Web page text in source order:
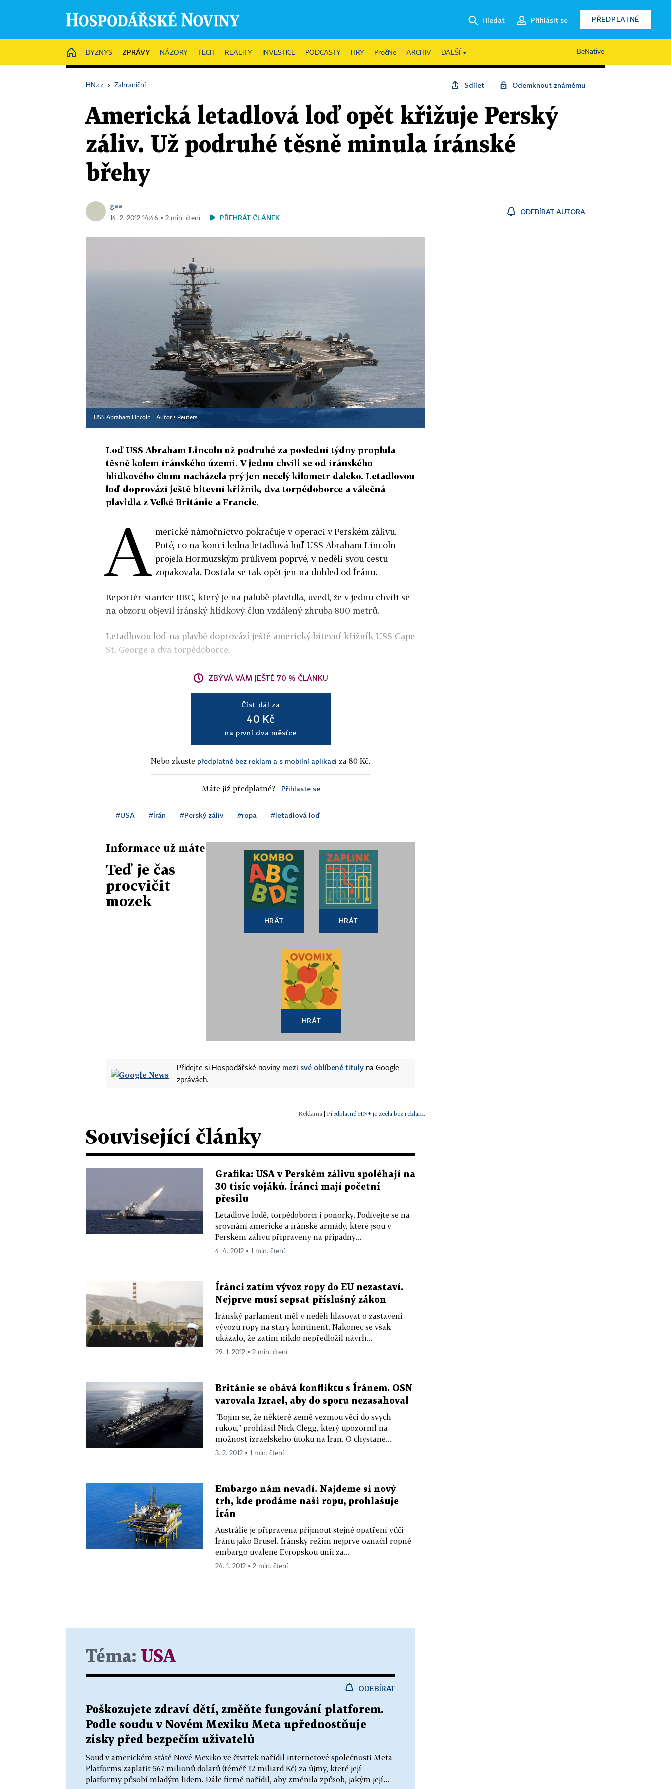
Hledat Přihlásit se PŘEDPLATNÉ
HOME
BYZNYS ZPRÁVY NÁZORY TECH REALITY INVESTICE PODCASTY HRY PročNe ARCHIV DALŠÍ BeNative
HN.cz › Zahraniční Sdílet Odemknout známému
Americká letadlová loď opět křižuje Perský
záliv. Už podruhé těsně minula íránské
břehy
gaa
14. 2. 2012 14:46 ▪ 2 min. čtení PŘEHRÁT ČLÁNEK
ODEBÍRAT AUTORA
USS Abraham Lincoln Autor ▪ Reuters
Loď USS Abraham Lincoln už podruhé za poslední týdny proplula
těsně kolem íránského území. V jednu chvíli se od íránského
hlídkového člunu nacházela prý jen necelý kilometr daleko. Letadlovou
loď doprovází ještě bitevní křižník, dva torpédoborce a válečná
plavidla z Velké Británie a Francie.
A merické námořnictvo pokračuje v operaci v Perském zálivu.
Poté, co na konci ledna letadlová loď USS Abraham Lincoln
projela Hormuzským průlivem poprvé, v neděli svou cestu
zopakovala. Dostala se tak opět jen na dohled od Íránu.
Reportér stanice BBC, který je na palubě plavidla, uvedl, že v jednu chvíli se
na obzoru objevil íránský hlídkový člun vzdálený zhruba 800 metrů.
Letadlovou loď na plavbě doprovází ještě americký bitevní křižník USS Cape
St. George a dva torpédoborce.
ZBÝVÁ VÁM JEŠTĚ 70 % ČLÁNKU
Číst dál za
40 Kč
na první dva měsíce
Nebo zkuste předplatné bez reklam a s mobilní aplikací za 80 Kč.
Máte již předplatné? Přihlaste se
#USA #Írán #Perský záliv #ropa #letadlová loď
Informace už máte
Teď je čas
procvičit
mozek
HRÁT HRÁT
HRÁT
Přidejte si Hospodářské noviny mezi své oblíbené tituly na Google
zprávách.
| Předplatné HN+ je zcela bez reklam.
Související články
Grafika: USA v Perském zálivu spoléhají na
30 tisíc vojáků. Íránci mají početní
přesilu
Letadlové lodě, torpédoborci i ponorky. Podívejte se na
srovnání americké a íránské armády, které jsou v
Perském zálivu připraveny na případný...
4. 4. 2012 ▪ 1 min. čtení
Íránci zatím vývoz ropy do EU nezastaví.
Nejprve musí sepsat příslušný zákon
Íránský parlament měl v neděli hlasovat o zastavení
vývozu ropy na starý kontinent. Nakonec se však
ukázalo, že zatím nikdo nepředložil návrh...
29. 1. 2012 ▪ 2 min. čtení
Británie se obává konfliktu s Íránem. OSN
varovala Izrael, aby do sporu nezasahoval
"Bojím se, že některé země vezmou věci do svých
rukou," prohlásil Nick Clegg, který upozornil na
možnost izraelského útoku na Írán. O chystané...
3. 2. 2012 ▪ 1 min. čtení
Embargo nám nevadí. Najdeme si nový
trh, kde prodáme naši ropu, prohlašuje
Írán
Austrálie je připravena přijmout stejné opatření vůči
Íránu jako Brusel. Íránský režim nejprve označil ropné
embargo uvalené Evropskou unií za...
24. 1. 2012 ▪ 2 min. čtení
Téma: USA
ODEBÍRAT
Poškozujete zdraví dětí, změňte fungování platforem.
Podle soudu v Novém Mexiku Meta upřednostňuje
zisky před bezpečím uživatelů
Soud v americkém státě Nové Mexiko ve čtvrtek nařídil internetové společnosti Meta
Platforms zaplatit 567 milionů dolarů (téměř 12 miliard Kč) za újmy, které její
platformy působí mladým lidem. Dále firmě nařídil, aby změnila způsob, jakým její...